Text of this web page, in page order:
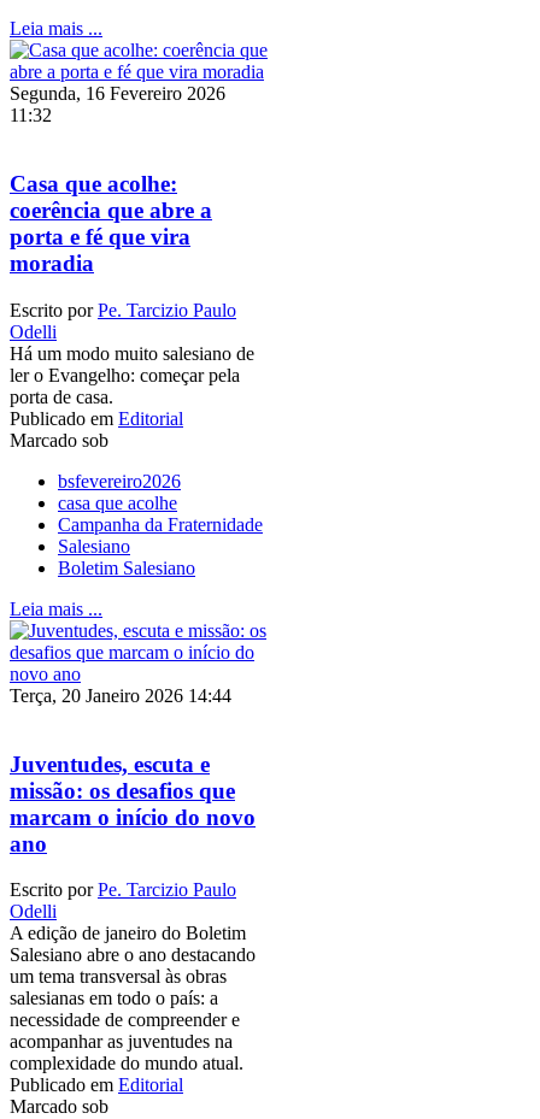
Leia mais ...
Segunda, 16 Fevereiro 2026
11:32
Casa que acolhe:
coerência que abre a
porta e fé que vira
moradia
Escrito porPe. Tarcizio Paulo
Odelli
Há um modo muito salesiano de
ler o Evangelho: começar pela
porta de casa.
Publicado em Editorial
Marcado sob
bsfevereiro2026
casa que acolhe
Campanha da Fraternidade
Salesiano
Boletim Salesiano
Leia mais ...
Terça, 20 Janeiro 2026 14:44
Juventudes, escuta e
missão: os desafios que
marcam o início do novo
ano
Escrito porPe. Tarcizio Paulo
Odelli
A edição de janeiro do Boletim
Salesiano abre o ano destacando
um tema transversal às obras
salesianas em todo o país: a
necessidade de compreender e
acompanhar as juventudes na
complexidade do mundo atual.
Publicado em Editorial
Marcado sob